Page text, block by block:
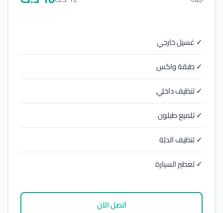
✓ غسيل خارجي
✓ طبقة واكس
✓ تنظيف داخلي
✓ تلميع طبلون
✓ تنظيف الدبّة
✓ تعطير السيارة
اتصل الآن